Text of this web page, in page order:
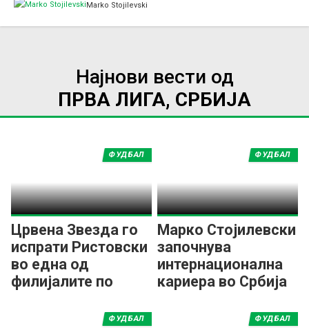
Marko Stojilevski
Најнови вести од
ПРВА ЛИГА, СРБИЈА
Црвена Звезда го
испрати Ристовски
во една од
филијалите по
ФУДБАЛ
Марко Стојилевски
започнува
интернационална
кариера во Србија
ФУДБАЛ
ФУДБАЛ ФУДБАЛ